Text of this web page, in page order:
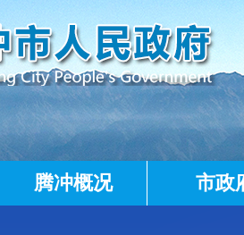
腾冲概况 市政